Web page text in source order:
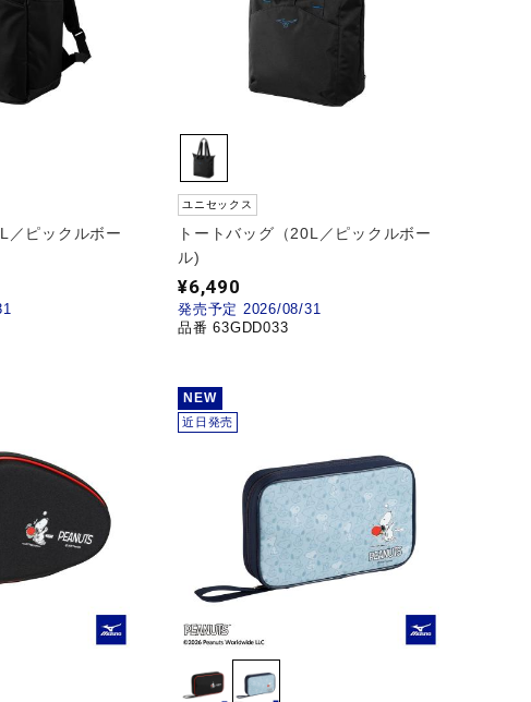
／ピックルボー
ユニセックス
トートバッグ（20L／ピックルボー
ル)
¥6,490
発売予定 2026/08/31
品番 63GDD033
NEW
近日発売